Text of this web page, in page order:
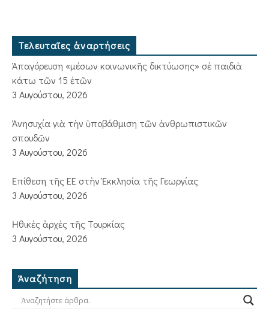
Τελευταῖες ἀναρτήσεις
Ἀπαγόρευση «μέσων κοινωνικῆς δικτύωσης» σὲ παιδιὰ
κάτω τῶν 15 ἐτῶν
3 Αυγούστου, 2026
Ἀνησυχία γιὰ τὴν ὑποβάθμιση τῶν ἀνθρωπιστικῶν
σπουδῶν
3 Αυγούστου, 2026
Ἐπίθεση τῆς ΕΕ στὴν Ἐκκλησία τῆς Γεωργίας
3 Αυγούστου, 2026
Ἠθικὲς ἀρχὲς τῆς Τουρκίας
3 Αυγούστου, 2026
Ἀναζήτηση